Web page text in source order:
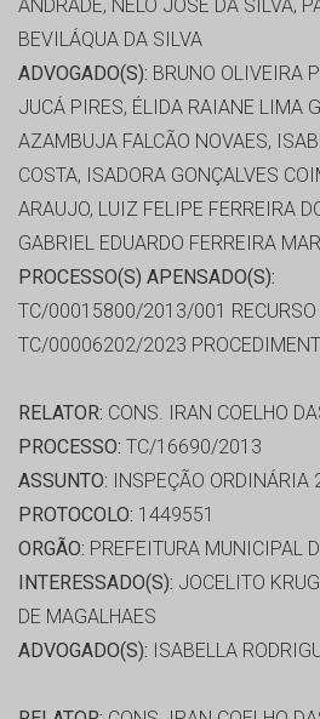
ANDRADE, NELO JOSÉ DA SILVA,
BEVILÁQUA DA SILVA
ADVOGADO(S): BRUNO OLIVEIRA
JUCÁ PIRES, ÉLIDA RAIANE LIMA
AZAMBUJA FALCÃO NOVAES,
COSTA, ISADORA GONÇALVES
ARAUJO, LUIZ FELIPE FERREIRA
GABRIEL EDUARDO FERREIRA
PROCESSO(S) APENSADO(S):
TC/00015800/2013/001
TC/00006202/2023
RELATOR: CONS. IRAN COELHO
PROCESSO: TC/16690/2013
ASSUNTO: INSPEÇÃO ORDINÁRIA
PROTOCOLO: 1449551
ORGÃO: PREFEITURA MUNICIPAL
INTERESSADO(S): JOCELITO
DE MAGALHAES
ADVOGADO(S): ISABELLA